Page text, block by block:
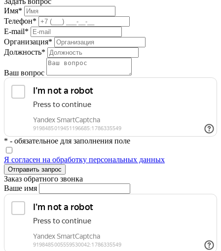
Имя*
Телефон*
E-mail*
Организация*
Должность*
Ваш вопрос
* - обязательное для заполнения поле
Я согласен на обработку персональных данных
Отправить запрос
Заказ обратного звонка
Ваше имя